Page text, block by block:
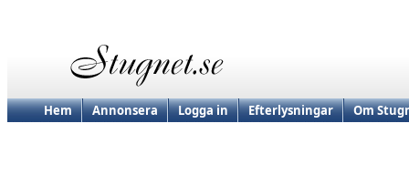
Hem Annonsera Logga in Efterlysningar Om